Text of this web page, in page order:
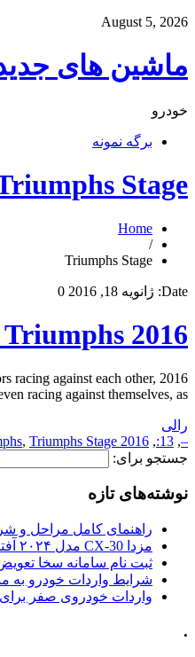
August 5, 2026
ماشین های
خودرو
برگه نمونه
Stage
Home
/
Triumphs Stage
Date: ژانویه 18, 2016 0
2016 Dakar Rally – Stage 13: Toby Price Triumphs
racing against each other,
racing against themselves, as […]
رالی
–
,
13:
,
2016 Price
, Triumphs Stage
جستجو برای:
نوشته‌های تازه
راهنمای کامل مراحل و شرایط
مزدا CX-30 مدل ۲۰۲۴ آفتاب خودرو؛ بررسی و مشخصات فنی
ثبت نام سامانه سخا
شرایط واردات خودرو به
واردات خودروی صفر
.